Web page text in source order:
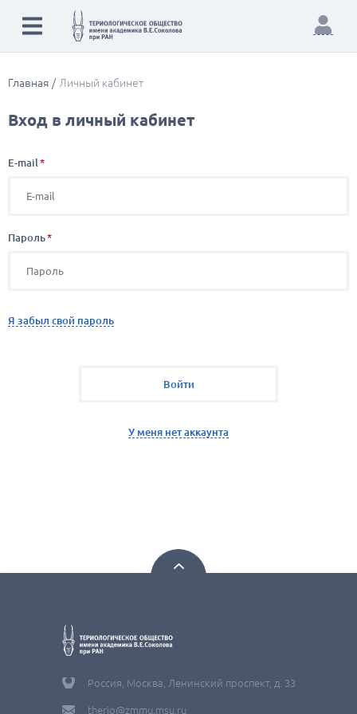
Главная Личный кабинет
Вход в личный кабинет
E-mail
Пароль
Я забыл свой пароль
Войти
У меня нет аккаунта
Россия, Москва, Ленинский проспект, д. 33
therio@zmmu.msu.ru